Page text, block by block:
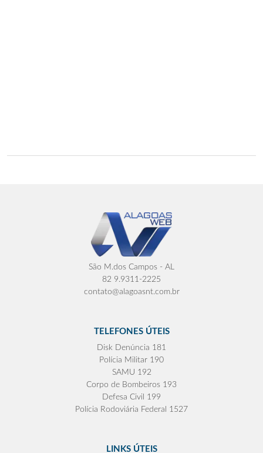
São M.dos Campos - AL
82 9.9311-2225
contato@alagoasnt.com.br
TELEFONES ÚTEIS
Disk Denúncia 181
Polícia Militar 190
SAMU 192
Corpo de Bombeiros 193
Defesa Civil 199
Polícia Rodoviária Federal 1527
LINKS ÚTEIS